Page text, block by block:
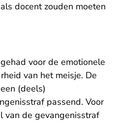
docent zouden moeten
voor de emotionele
van het meisje. De
(deels)
passend. Voor
van de gevangenisstraf